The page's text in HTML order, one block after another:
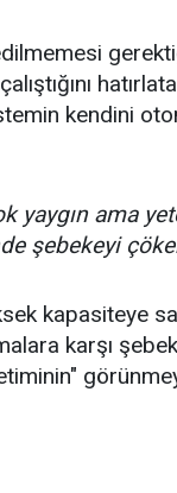
kendini
yaygın ama
şebekeyi
kapasiteye
karşı